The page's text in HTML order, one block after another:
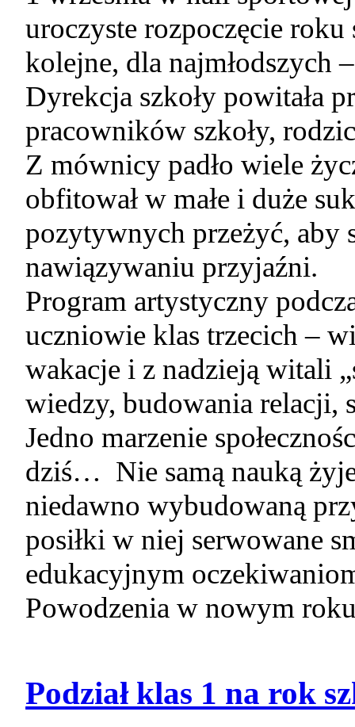
uroczyste rozpoczęcie
kolejne, dla najmłodszych
Dyrekcja szkoły powitała
pracowników szkoły,
Z mównicy padło wiele
obfitował w małe i duże
pozytywnych przeżyć, aby
nawiązywaniu przyjaźni.
Program artystyczny
uczniowie klas trzecich –
wakacje i z nadzieją witali
wiedzy, budowania relacji,
Jedno marzenie
dziś… Nie samą nauką
niedawno wybudowaną
posiłki w niej serwowane
edukacyjnym
Powodzenia w nowym
Podział klas 1 na rok